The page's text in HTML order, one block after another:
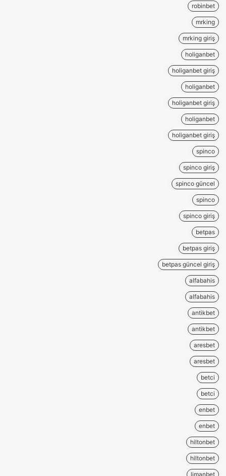
robinbet
mrking
mrking giriş
holiganbet
holiganbet giriş
holiganbet
holiganbet giriş
holiganbet
holiganbet giriş
spinco
spinco giriş
spinco güncel
spinco
spinco giriş
betpas
betpas giriş
betpas güncel giriş
alfabahis
alfabahis
antikbet
antikbet
aresbet
aresbet
betci
betci
enbet
enbet
hiltonbet
hiltonbet
limanbet